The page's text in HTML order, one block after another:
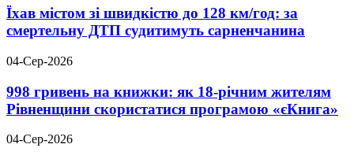
Їхав містом зі швидкістю до 128 км/год: за
смертельну ДТП судитимуть сарненчанина
04-Сер-2026
998 гривень на книжки: як 18-річним жителям
Рівненщини скористатися програмою «єКнига»
04-Сер-2026